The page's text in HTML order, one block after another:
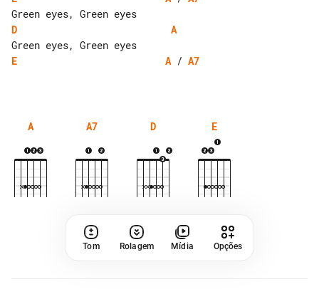
D
A
E
A / A7
A A7 D E
Tom Rolagem Mídia Opções